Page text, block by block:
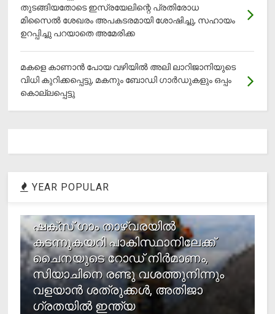
തുടങ്ങിയതോടെ ഇസ്രയേലിന്റെ പ്രതിരോധ
മിസൈല്‍ ശേഖരം അപകടരമായി ശോഷിച്ചു, സഹായം
ഉറപ്പിച്ചു പറയാതെ അമേരിക്ക
മകളെ കാണാന്‍ പോയ വഴിയില്‍ അലി ലാറിജാനിയുടെ
വിധി കുറിക്കപ്പെട്ടു, മകനും ബോഡി ഗാര്‍ഡുകളും ഒപ്പം
കൊല്ലപ്പെട്ടു
YEAR POPULAR
ഷക്സ് ​ഗാം താഴ്‌വരയിൽ
കടന്നുകയറി പാകിസ്ഥാനിലേക്ക്
ചൈനയുടെ റോഡ് നിർമാണം,
സിയാചിനെ രണ്ടു വശത്തുനിന്നും
വളയാൻ ശത്രുക്കൾ, അതിജാ​
ഗ്രതയിൽ ഇന്ത്യ